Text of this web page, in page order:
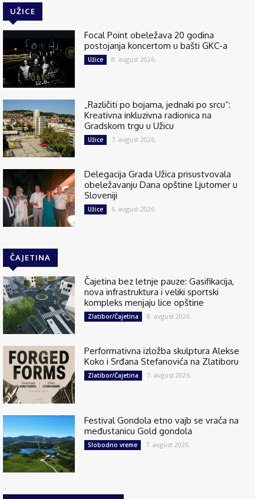
UŽICE
Focal Point obeležava 20 godina
postojanja koncertom u bašti GKC-a
Užice 8. avgust 2026.
„Različiti po bojama, jednaki po srcu“:
Kreativna inkluzivna radionica na
Gradskom trgu u Užicu
Užice 7. avgust 2026.
Delegacija Grada Užica prisustvovala
obeležavanju Dana opštine Ljutomer u
Sloveniji
Užice 6. avgust 2026.
ČAJETINA
Čajetina bez letnje pauze: Gasifikacija,
nova infrastruktura i veliki sportski
kompleks menjaju lice opštine
Zlatibor/Čajetina 8. avgust 2026.
Performativna izložba skulptura Alekse
Koko i Srđana Stefanovića na Zlatiboru
Zlatibor/Čajetina 7. avgust 2026.
Festival Gondola etno vajb se vraća na
međustanicu Gold gondola
Slobodno vreme 7. avgust 2026.